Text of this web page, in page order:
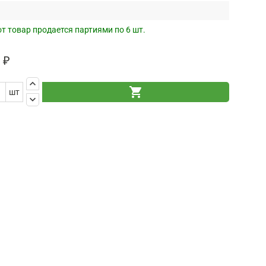
товар продается партиями по 6 шт.
₽
шт
keyboard_arrow_up
keyboard_arrow_down
shopping_cart